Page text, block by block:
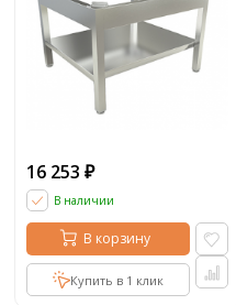
16 253 ₽
В наличии
В корзину
Купить в 1 клик